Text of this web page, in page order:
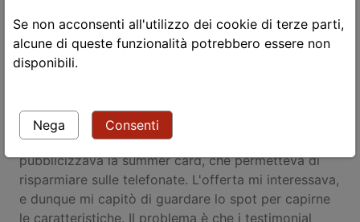
(kolazó) che significacastigo, punizione, e viene
tradotto conlicenziositàkolasi/a-contents), ma
etimologicamente significa essere
resistere ai piaceri del cibo e del sesso. Al WUD ho
raccontato di uno spot di 20 anni fa: omnitel
pubblicizzava la summer card, che permetteva di
risparmiare sulle telefonate. L'offerta mi interessava,
e dunque mi capitò di guardare lo spot per capirne
le caratteristiche. Il problema è che i testimonial
Se non acconsenti all'utilizzo dei cookie di terze parti,
alcune di queste funzionalità potrebbero essere non
disponibili.
Nega Consenti